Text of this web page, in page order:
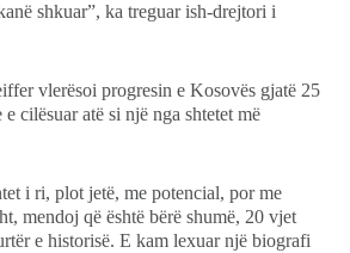
shkuar”, ka treguar ish-drejtori i
vlerësoi progresin e Kosovës gjatë 25
cilësuar atë si një nga shtetet më
i ri, plot jetë, me potencial, por me
mendoj që është bërë shumë, 20 vjet
e historisë. E kam lexuar një biografi